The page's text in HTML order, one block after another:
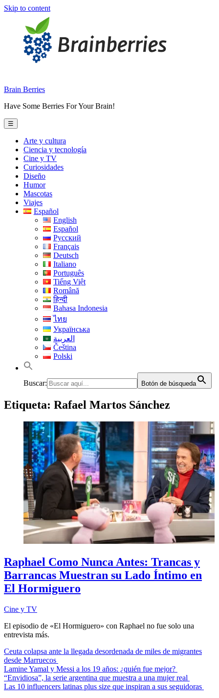
Skip to content
Brain Berries
Have Some Berries For Your Brain!
☰
Arte y cultura
Ciencia y tecnología
Cine y TV
Curiosidades
Diseño
Humor
Mascotas
Viajes
Español
English
Español
Русский
Français
Deutsch
Italiano
Português
Tiếng Việt
Română
हिन्दी
Bahasa Indonesia
ไทย
Українська
العربية
Čeština
Polski
Buscar: Botón de búsqueda
Etiqueta: Rafael Martos Sánchez
​​Raphael Como Nunca Antes: Trancas y
Barrancas Muestran su Lado Íntimo en
El Hormiguero
Cine y TV
El episodio de «El Hormiguero» con Raphael no fue solo una
entrevista más.
Ceuta colapsa ante la llegada desordenada de miles de migrantes
desde Marruecos
Lamine Yamal y Messi a los 19 años: ¿quién fue mejor?
“Envidiosa”, la serie argentina que muestra a una mujer real
Las 10 influencers latinas plus size que inspiran a sus seguidoras